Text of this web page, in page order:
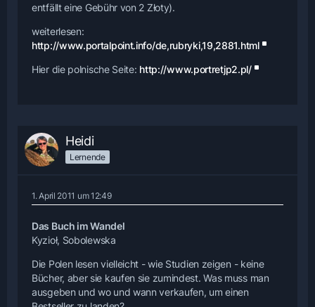
entfällt eine Gebühr von 2 Złoty).
weiterlesen:
http://www.portalpoint.info/de,rubryki,19,2881.html
Hier die polnische Seite: http://www.portretjp2.pl/
Heidi
Lernende
1. April 2011 um 12:49
Das Buch im Wandel
Kyzioł, Sobolewska
Die Polen lesen vielleicht - wie Studien zeigen - keine
Bücher, aber sie kaufen sie zumindest. Was muss man
ausgeben und wo und wann verkaufen, um einen